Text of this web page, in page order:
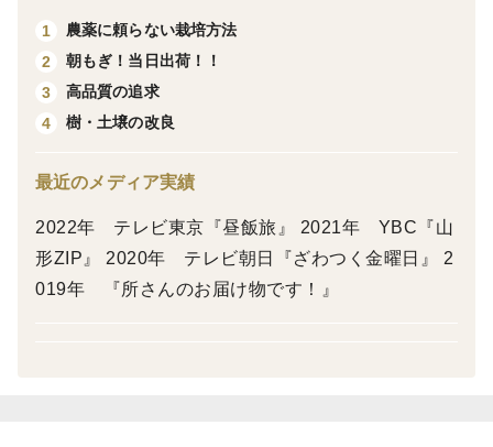
うまみと栄養がたっぷり詰まった果実に仕上げておりま
有機肥料のみを使用。農薬は極限まで減らし、一般的な
使用量の半分以下に抑えております。
また、”当日発送”を徹底しており、みずみずしい果実を
1
農薬に頼らない栽培方法
2
朝もぎ！当日出荷！！
3
高品質の追求
4
樹・土壌の改良
最近のメディア実績
2022年 テレビ東京『昼飯旅』 2021年 YBC『山
形ZIP』 2020年 テレビ朝日『ざわつく金曜日』 2
019年 『所さんのお届け物です！』